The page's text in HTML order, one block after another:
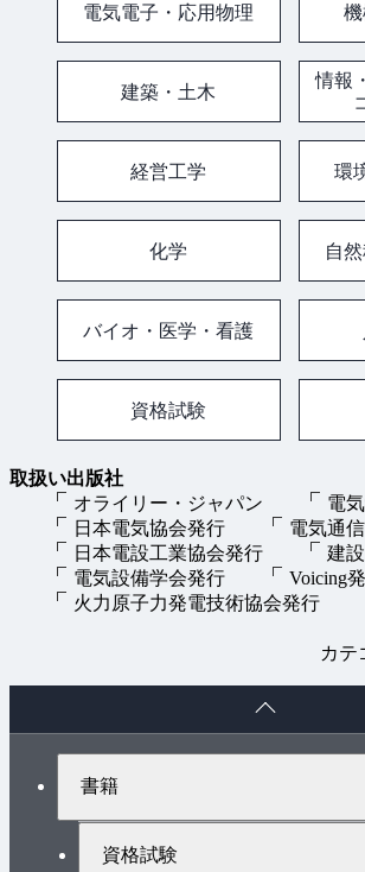
電気電子・応用物理
建築・土木
情報
経営工学 環
化学 自
バイオ・医学・看護
資格試験
取扱い出版社
オライリー・ジャパン
電
日本電気協会発行
電気通
日本電設工業協会発行
建
電気設備学会発行
Voicing
火力原子力発電技術協会発行
カテ
書籍
資格試験